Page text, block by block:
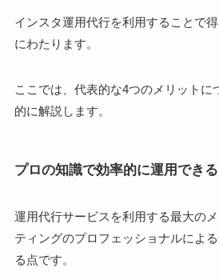
インスタ運用代行を利用することで
にわたります。
ここでは、代表的な4つのメリットに
的に解説します。
プロの知識で効率的に運用できる
運用代行サービスを利用する最大の
ティングのプロフェッショナルによ
る点です。